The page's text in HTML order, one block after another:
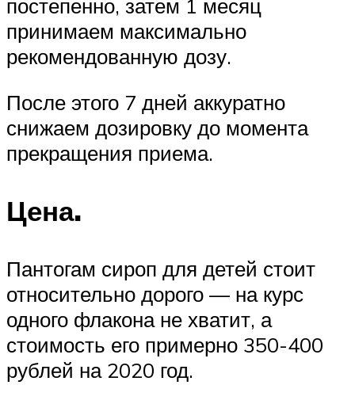
постепенно, затем 1 месяц
принимаем максимально
рекомендованную дозу.
После этого 7 дней аккуратно
снижаем дозировку до момента
прекращения приема.
Цена.
Пантогам сироп для детей стоит
относительно дорого — на курс
одного флакона не хватит, а
стоимость его примерно 350-400
рублей на 2020 год.